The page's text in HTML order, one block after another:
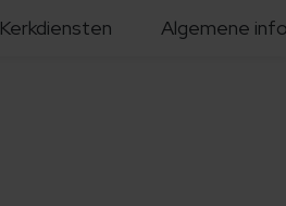
Kerkdiensten Algemene